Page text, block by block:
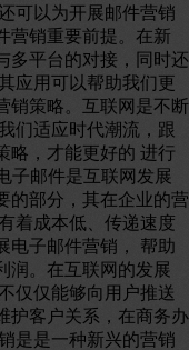
可以为开展邮件营销
营销重要前提。在新
多平台的对接，同时还
应用可以帮助我们更
销策略。互联网是不断
们适应时代潮流，跟
略，才能更好的 进行
子邮件是互联网发展
的部分，其在企业的营
着成本低、传递速度
电子邮件营销， 帮助
润。在互联网的发展
仅仅能够向用户推送
护客户关系，在商务办
是是一种新兴的营销